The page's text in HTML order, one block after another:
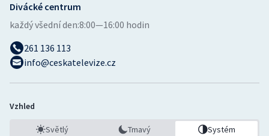
Divácké centrum
každý všední den:8:00—16:00 hodin
261 136 113
info@ceskatelevize.cz
Vzhled
Světlý Tmavý Systém